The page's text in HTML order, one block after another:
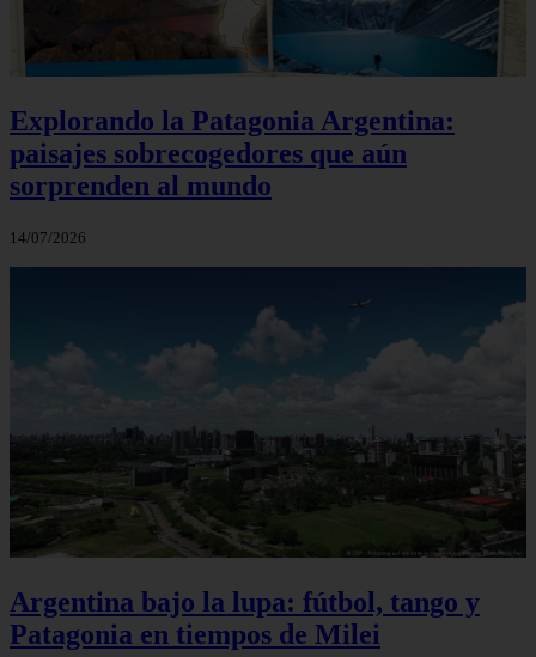
Explorando la Patagonia Argentina:
paisajes sobrecogedores que aún
sorprenden al mundo
14/07/2026
Argentina bajo la lupa: fútbol, tango y
Patagonia en tiempos de Milei